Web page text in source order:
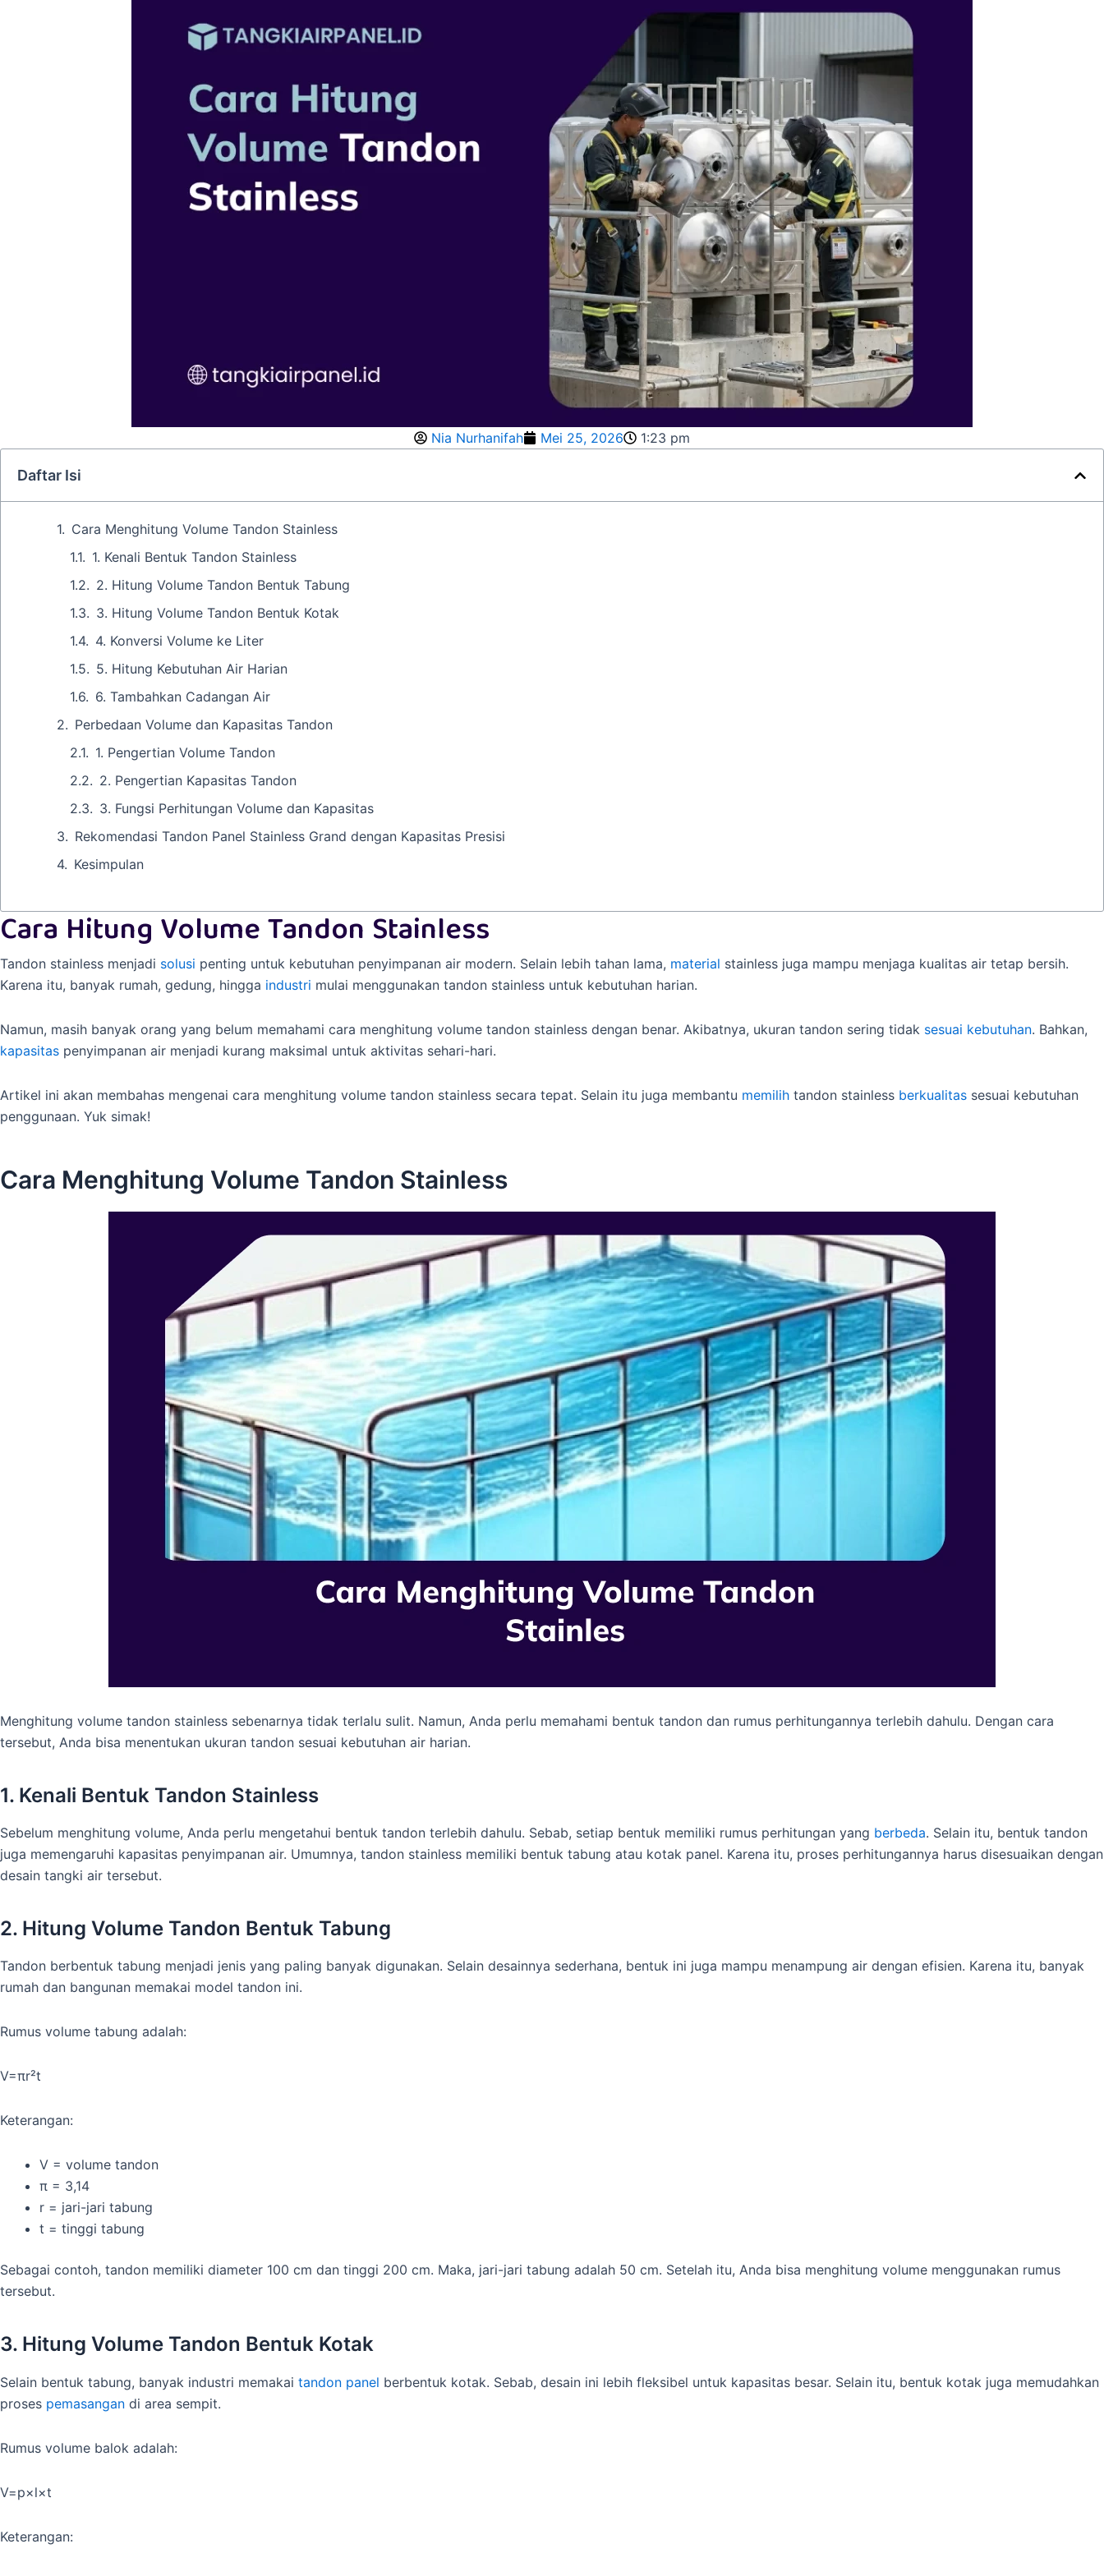
Nia Nurhanifah Mei 25, 2026 1:23 pm
Daftar Isi
Cara Menghitung Volume Tandon Stainless
1. Kenali Bentuk Tandon Stainless
2. Hitung Volume Tandon Bentuk Tabung
3. Hitung Volume Tandon Bentuk Kotak
4. Konversi Volume ke Liter
5. Hitung Kebutuhan Air Harian
6. Tambahkan Cadangan Air
Perbedaan Volume dan Kapasitas Tandon
1. Pengertian Volume Tandon
2. Pengertian Kapasitas Tandon
3. Fungsi Perhitungan Volume dan Kapasitas
Rekomendasi Tandon Panel Stainless Grand dengan Kapasitas Presisi
Kesimpulan
Cara Hitung Volume Tandon Stainless
Tandon stainless menjadi solusi penting untuk kebutuhan penyimpanan air modern. Selain lebih tahan lama, material stainless juga mampu menjaga kualitas air tetap bersih.
Karena itu, banyak rumah, gedung, hingga industri mulai menggunakan tandon stainless untuk kebutuhan harian.
Namun, masih banyak orang yang belum memahami cara menghitung volume tandon stainless dengan benar. Akibatnya, ukuran tandon sering tidak sesuai kebutuhan. Bahkan,
kapasitas penyimpanan air menjadi kurang maksimal untuk aktivitas sehari-hari.
Artikel ini akan membahas mengenai cara menghitung volume tandon stainless secara tepat. Selain itu juga membantu memilih tandon stainless berkualitas sesuai kebutuhan
penggunaan. Yuk simak!
Cara Menghitung Volume Tandon Stainless
Menghitung volume tandon stainless sebenarnya tidak terlalu sulit. Namun, Anda perlu memahami bentuk tandon dan rumus perhitungannya terlebih dahulu. Dengan cara
tersebut, Anda bisa menentukan ukuran tandon sesuai kebutuhan air harian.
1. Kenali Bentuk Tandon Stainless
Sebelum menghitung volume, Anda perlu mengetahui bentuk tandon terlebih dahulu. Sebab, setiap bentuk memiliki rumus perhitungan yang berbeda. Selain itu, bentuk tandon
juga memengaruhi kapasitas penyimpanan air. Umumnya, tandon stainless memiliki bentuk tabung atau kotak panel. Karena itu, proses perhitungannya harus disesuaikan dengan
desain tangki air tersebut.
2. Hitung Volume Tandon Bentuk Tabung
Tandon berbentuk tabung menjadi jenis yang paling banyak digunakan. Selain desainnya sederhana, bentuk ini juga mampu menampung air dengan efisien. Karena itu, banyak
rumah dan bangunan memakai model tandon ini.
Rumus volume tabung adalah:
V=πr²t
Keterangan:
V = volume tandon
π = 3,14
r = jari-jari tabung
t = tinggi tabung
Sebagai contoh, tandon memiliki diameter 100 cm dan tinggi 200 cm. Maka, jari-jari tabung adalah 50 cm. Setelah itu, Anda bisa menghitung volume menggunakan rumus
tersebut.
3. Hitung Volume Tandon Bentuk Kotak
Selain bentuk tabung, banyak industri memakai tandon panel berbentuk kotak. Sebab, desain ini lebih fleksibel untuk kapasitas besar. Selain itu, bentuk kotak juga memudahkan
proses pemasangan di area sempit.
Rumus volume balok adalah:
V=p×l×t
Keterangan: